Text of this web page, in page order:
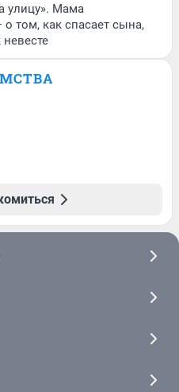
улицу». Мама
том, как спасает сына,